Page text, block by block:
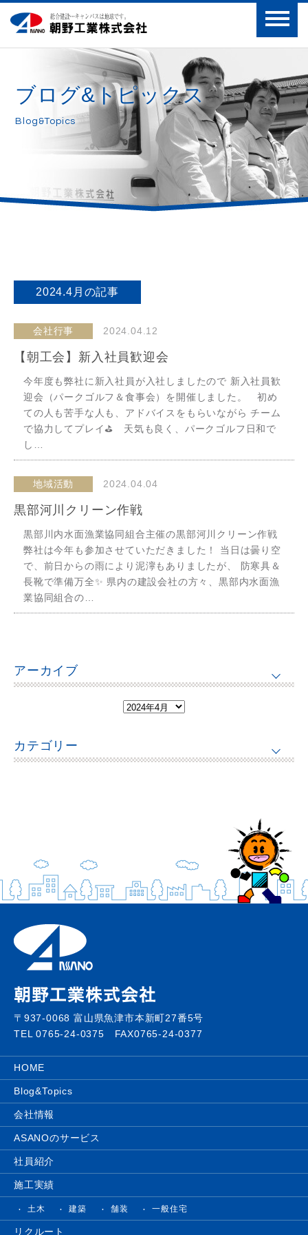
ブログ&トピックス
Blog&Topics
2024.4月 の記事
会社行事 2024.04.12
【朝工会】新入社員歓迎会
今年度も弊社に新入社員が入社しましたので 新入社員歓
迎会（パークゴルフ＆食事会）を開催しました。 初め
ての人も苦手な人も、アドバイスをもらいながら チーム
で協力してプレイ⛳ 天気も良く、パークゴルフ日和で
し…
地域活動 2024.04.04
黒部河川クリーン作戦
黒部川内水面漁業協同組合主催の黒部河川クリーン作戦
弊社は今年も参加させていただきました！ 当日は曇り空
で、前日からの雨により泥濘もありましたが、 防寒具＆
長靴で準備万全✨ 県内の建設会社の方々、黒部内水面漁
業協同組合の…
アーカイブ
カテゴリー
〒937-0068 富山県魚津市本新町27番5号
TEL 0765-24-0375 FAX0765-24-0377
HOME
Blog&Topics
会社情報
ASANOのサービス
社員紹介
施工実績
土木 建築 舗装 一般住宅
リクルート